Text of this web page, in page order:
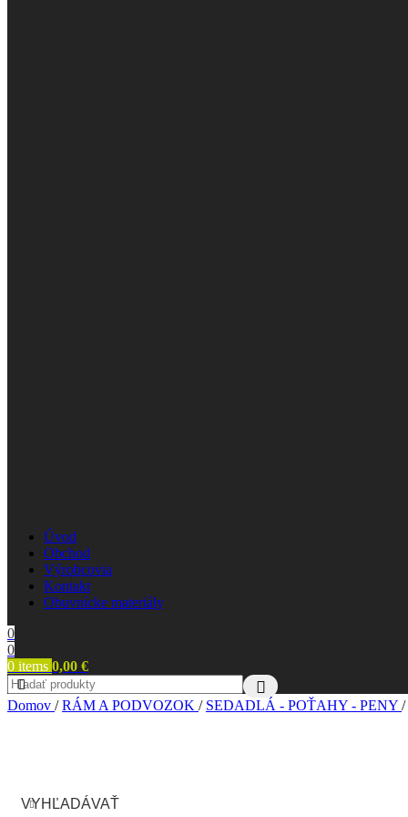
Úvod
Obchod
Výrobcovia
Kontakt
Obuvnícke materiály
0
0
0 items 0,00 €
Domov / RÁM A PODVOZOK / SEDADLÁ - POŤAHY - PENY /
VYHĽADÁVAŤ